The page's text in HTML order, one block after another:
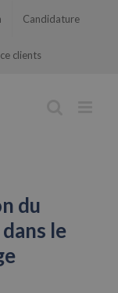
Candidature
clients
du
le